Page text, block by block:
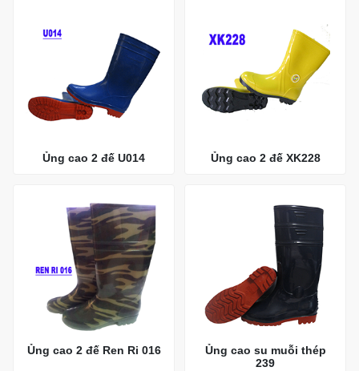
Ủng cao 2 đế U014 Ủng cao 2 đế XK228
Ủng cao 2 đế Ren Ri 016
Ủng cao su muỗi thép
239